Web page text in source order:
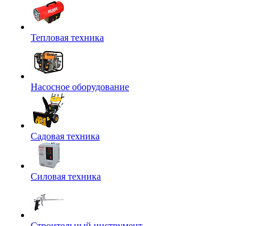
Тепловая техника
Насосное оборудование
Садовая техника
Силовая техника